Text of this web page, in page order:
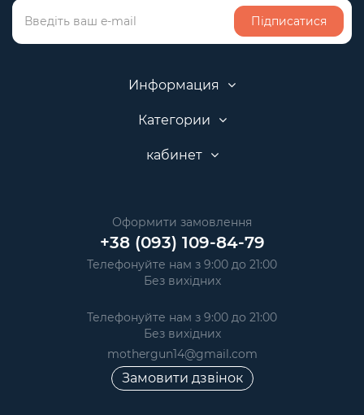
Підписатися
Информация
Категории
кабинет
Оформити замовлення
+38 (093) 109-84-79
Телефонуйте нам з 9:00 до 21:00
Без вихідних
Телефонуйте нам з 9:00 до 21:00
Без вихідних
mothergun14@gmail.com
Замовити дзвінок